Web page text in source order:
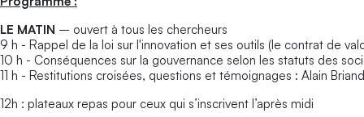
LE MATIN – ouvert à tous les chercheurs
9 h - Rappel de la loi sur l'innovation et ses outils (le contrat de
10 h - Conséquences sur la gouvernance selon les statuts des
11 h - Restitutions croisées, questions et témoignages : Alain
12h : plateaux repas pour ceux qui s’inscrivent l’après midi